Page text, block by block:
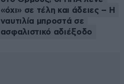
«όχι» σε τέλη και άδειες – Η
ναυτιλία μπροστά σε
ασφαλιστικό αδιέξοδο